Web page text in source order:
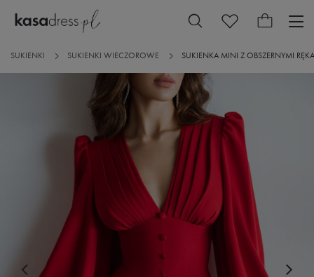
SUKIENKI SUKIENKI WIECZOROWE SUKIENKA MINI Z OBSZERNYMI